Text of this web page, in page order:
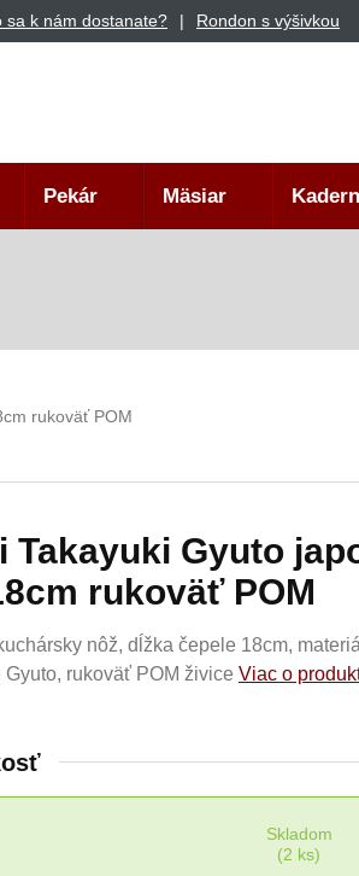
sa k nám dostanate? Rondon s výšivkou
Pekár Mäsiar
rukoväť POM
Takayuki Gyuto
rukoväť POM
nôž, dĺžka čepele 18cm,
Gyuto, rukoväť POM živice Viac o
Skladom
(2 ks)